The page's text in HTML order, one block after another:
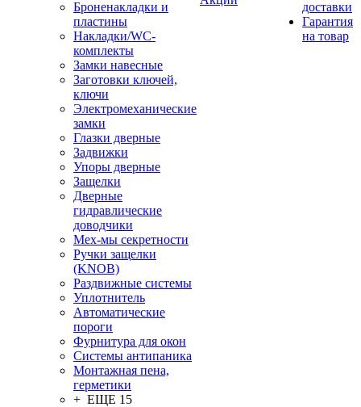
Броненакладки и
пластины
Накладки/WC-
комплекты
Замки навесные
Заготовки ключей,
ключи
Электромеханические
замки
Глазки дверные
Задвижки
Упоры дверные
Защелки
Дверные
гидравлические
доводчики
Мех-мы секретности
Ручки защелки
(KNOB)
Раздвижные системы
Уплотнитель
Автоматические
пороги
Фурнитура для окон
Системы антипаника
Монтажная пена,
герметики
+ ЕЩЕ 15
доставки
Гарантия
на товар